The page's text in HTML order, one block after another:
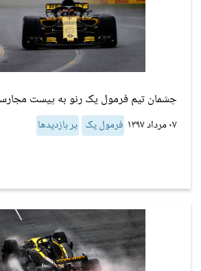
چشمان تیم فرمول یک رنو به پیست
۰۷ مرداد ۱۳۹۷ فرمول یک پر بازدیدها